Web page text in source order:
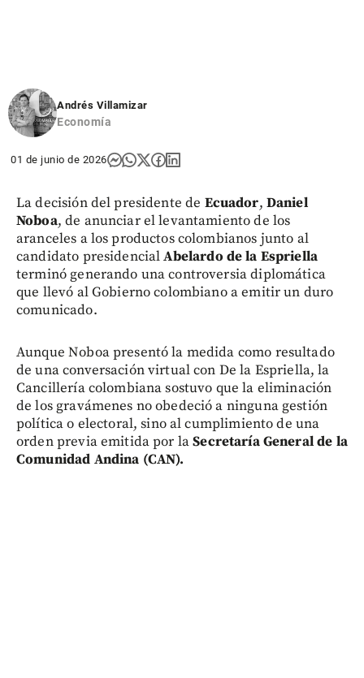
Andrés Villamizar
Economía
01 de junio de 2026
La decisión del presidente de Ecuador, Daniel
Noboa, de anunciar el levantamiento de los
aranceles a los productos colombianos junto al
candidato presidencialAbelardo de la Espriella
terminó generando una controversia diplomática
que llevó al Gobierno colombiano a emitir un duro
comunicado.
Aunque Noboa presentó la medida como resultado
de una conversación virtual con De la Espriella, la
Cancillería colombiana sostuvo que la eliminación
de los gravámenes no obedeció a ninguna gestión
política o electoral, sino al cumplimiento de una
orden previa emitida por laSecretaría General de la
Comunidad Andina (CAN).